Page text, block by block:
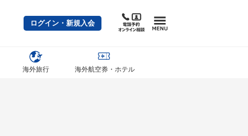
ログイン・新規入会
海外旅行 海外航空券・ホテル